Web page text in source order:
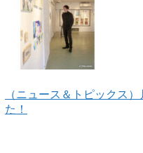
（ニュース＆トピックス
た！